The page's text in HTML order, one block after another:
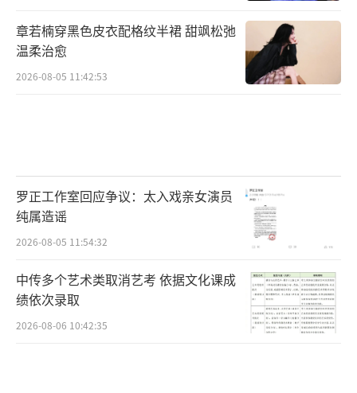
章若楠穿黑色皮衣配格纹半裙 甜飒松弛
温柔治愈
2026-08-05 11:42:53
罗正工作室回应争议：太入戏亲女演员
纯属造谣
2026-08-05 11:54:32
中传多个艺术类取消艺考 依据文化课成
绩依次录取
2026-08-06 10:42:35